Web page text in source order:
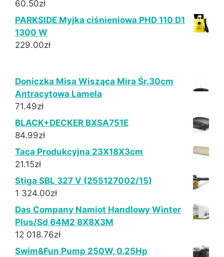
60.50zł
PARKSIDE Myjka ciśnieniowa PHD 110 D1
1300 W
229.00zł
Doniczka Misa Wisząca Mira Śr.30cm
Antracytowa Lamela
71.49zł
BLACK+DECKER BXSA751E
84.99zł
Taca Produkcyjna 23X18X3cm
21.15zł
Stiga SBL 327 V (255127002/15)
1 324.00zł
Das Company Namiot Handlowy Winter
Plus/Sd 64M2 8X8X3M
12 018.76zł
Swim&Fun Pump 250W, 0.25Hp